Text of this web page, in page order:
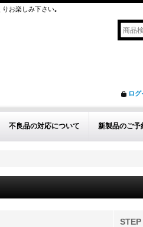
お楽しみ下さい｡
ログ
不良品の対応について 新製品のご予
STEP